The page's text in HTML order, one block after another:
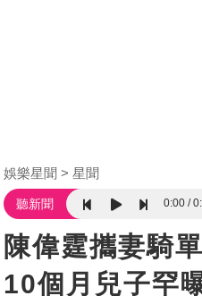
娛樂星聞 星聞
聽新聞 0:00
陳偉霆攜妻騎
10個月兒子罕